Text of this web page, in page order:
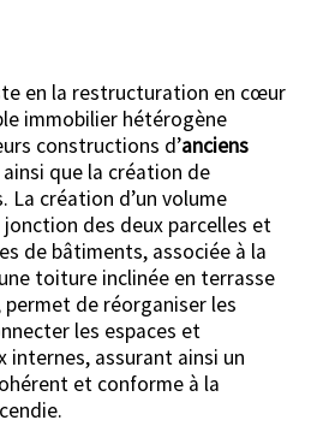
en la restructuration en cœur
immobilier hétérogène
constructions d’anciens
ainsi que la création de
La création d’un volume
des deux parcelles et
de bâtiments, associée à la
toiture inclinée en terrasse
permet de réorganiser les
les espaces et
internes, assurant ainsi un
et conforme à la